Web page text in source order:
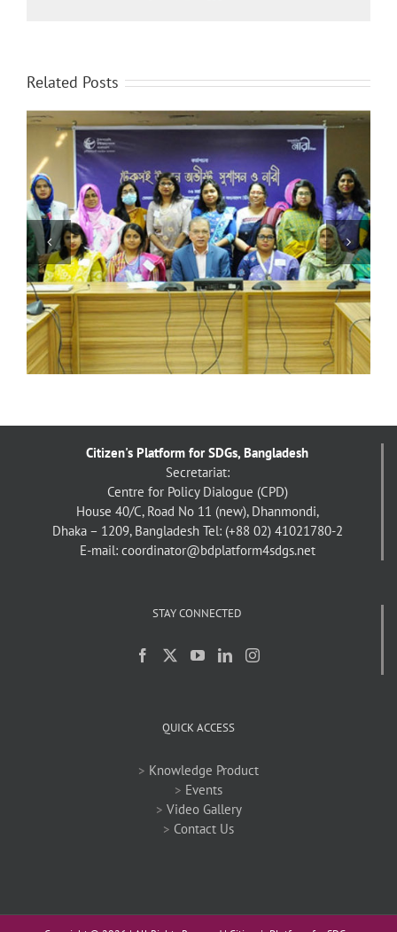
Related Posts
উৎসবের মধ্য দিয়ে অনুষ্ঠিত হল অ্যাডা লাভলেস গার্লস প্রোগ্রামিং
কনটেস্ট-২১
Citizen's Platform for SDGs, Bangladesh
Secretariat:
Centre for Policy Dialogue (CPD)
House 40/C, Road No 11 (new), Dhanmondi,
Dhaka – 1209, Bangladesh Tel: (+88 02) 41021780-2
E-mail: coordinator@bdplatform4sdgs.net
STAY CONNECTED
QUICK ACCESS
> Knowledge Product
> Events
> Video Gallery
> Contact Us